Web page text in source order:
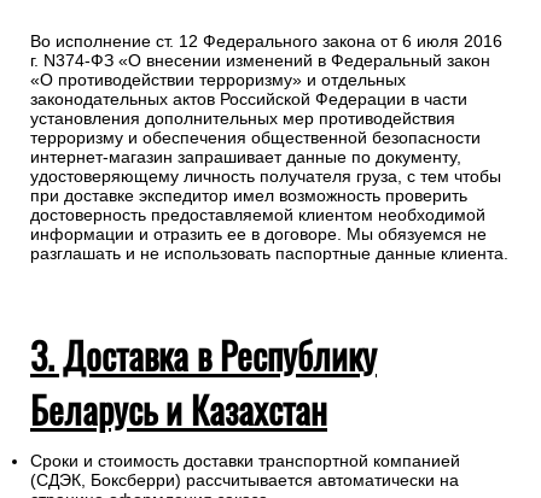
Во исполнение ст. 12 Федерального закона от 6 июля 2016
г. N374-ФЗ «О внесении изменений в Федеральный закон
«О противодействии терроризму» и отдельных
законодательных актов Российской Федерации в части
установления дополнительных мер противодействия
терроризму и обеспечения общественной безопасности
интернет-магазин запрашивает данные по документу,
удостоверяющему личность получателя груза, с тем чтобы
при доставке экспедитор имел возможность проверить
достоверность предоставляемой клиентом необходимой
информации и отразить ее в договоре. Мы обязуемся не
разглашать и не использовать паспортные данные клиента.
3. Доставка в Республику
Беларусь и Казахстан
Сроки и стоимость доставки транспортной компанией
(СДЭК, Боксберри) рассчитывается автоматически на